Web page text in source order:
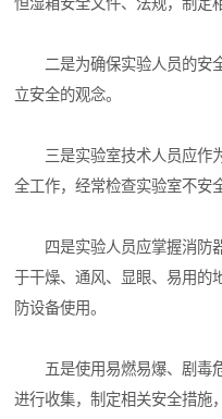
二是为确保实验人员的安
立安全的观念。
三是实验室技术人员应作
全工作，经常检查实验室不安
四是实验人员应掌握消防
于干燥、通风、显眼、易用的
防设备使用。
五是使用易燃易爆、剧毒
进行收集，制定相关安全措施